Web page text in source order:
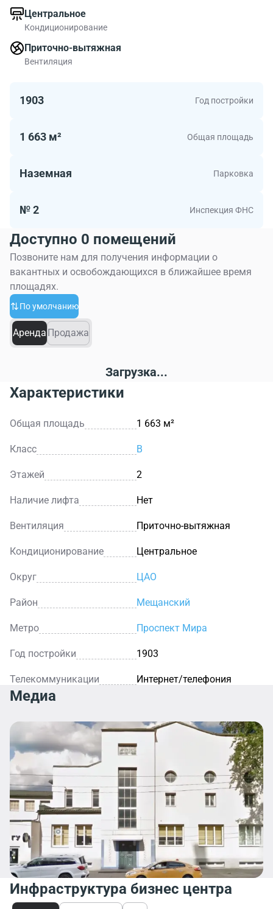
современной инфраструктурой.
В бизнес-центре Бол. Переяславская, 46 рядом с метро
Проспект Мира можно выбрать коммерческие
Центральное
Кондиционирование
Приточно-вытяжная
Вентиляция
1903 Год постройки
1 663 м² Общая площадь
Наземная Парковка
№ 2 Инспекция ФНС
Доступно 0 помещений
Позвоните нам для получения информации о
вакантных и освобождающихся в ближайшее время
площадях.
По умолчанию
Аренда Продажа
Загрузка...
Характеристики
Общая площадь 1 663 м²
Класс B
Этажей 2
Наличие лифта Нет
Вентиляция Приточно-вытяжная
Кондиционирование Центральное
Округ ЦАО
Район Мещанский
Метро Проспект Мира
Год постройки 1903
Телекоммуникации Интернет/телефония
Медиа
Инфраструктура бизнес центра